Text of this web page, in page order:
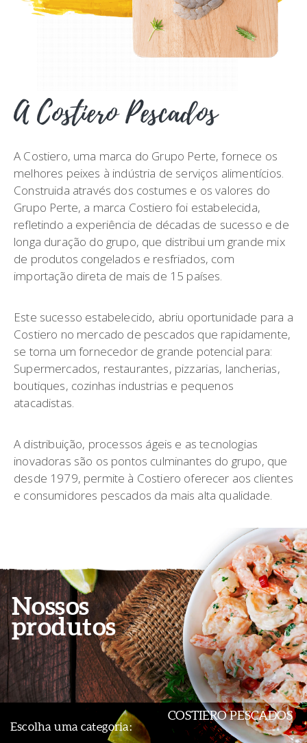
A Costiero Pescados
A Costiero, uma marca do Grupo Perte, fornece os
melhores peixes à indústria de serviços alimentícios.
Construida através dos costumes e os valores do
Grupo Perte, a marca Costiero foi estabelecida,
refletindo a experiência de décadas de sucesso e de
longa duração do grupo, que distribui um grande mix
de produtos congelados e resfriados, com
importação direta de mais de 15 países.
Este sucesso estabelecido, abriu oportunidade para a
Costiero no mercado de pescados que rapidamente,
se torna um fornecedor de grande potencial para:
Supermercados, restaurantes, pizzarias, lancherias,
boutiques, cozinhas industrias e pequenos
atacadistas.
A distribuição, processos ágeis e as tecnologias
inovadoras são os pontos culminantes do grupo, que
desde 1979, permite à Costiero oferecer aos clientes
e consumidores pescados da mais alta qualidade.
Nossos
produtos
Escolha uma categoria:
COSTIERO PESCADOS